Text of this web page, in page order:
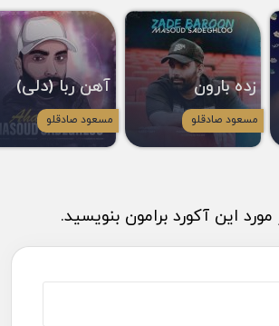
زده بارون
مسعود صادقلو
آهن ربا (دلی)
مسعود صادقلو
این آکورد برامون بنویسید.